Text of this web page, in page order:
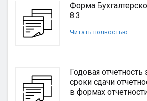
Форма
8.3
Читать полностью
Годовая отчетность
сроки сдачи
в формах